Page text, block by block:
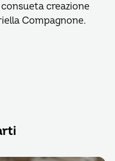
creazione
Compagnone.